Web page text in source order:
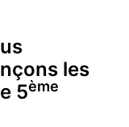
les
5ème